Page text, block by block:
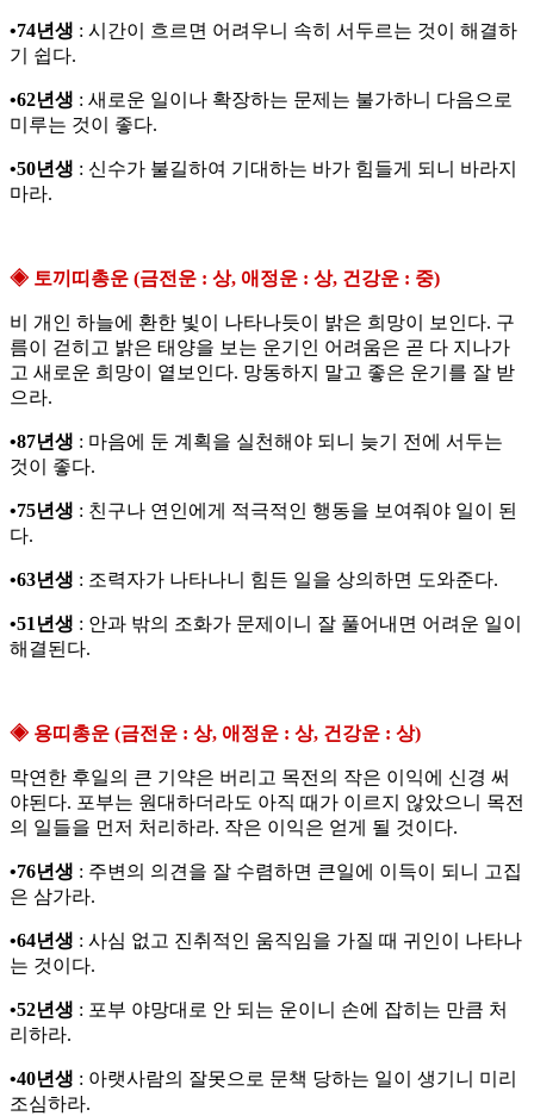
•74년생 : 시간이 흐르면 어려우니 속히 서두르는 것이 해결하
기 쉽다.
•62년생 : 새로운 일이나 확장하는 문제는 불가하니 다음으로
미루는 것이 좋다.
•50년생 : 신수가 불길하여 기대하는 바가 힘들게 되니 바라지
마라.
◈ 토끼띠총운 (금전운 : 상, 애정운 : 상, 건강운 : 중)
비 개인 하늘에 환한 빛이 나타나듯이 밝은 희망이 보인다. 구
름이 걷히고 밝은 태양을 보는 운기인 어려움은 곧 다 지나가
고 새로운 희망이 옅보인다. 망동하지 말고 좋은 운기를 잘 받
으라.
•87년생 : 마음에 둔 계획을 실천해야 되니 늦기 전에 서두는
것이 좋다.
•75년생 : 친구나 연인에게 적극적인 행동을 보여줘야 일이 된
다.
•63년생 : 조력자가 나타나니 힘든 일을 상의하면 도와준다.
•51년생 : 안과 밖의 조화가 문제이니 잘 풀어내면 어려운 일이
해결된다.
◈ 용띠총운 (금전운 : 상, 애정운 : 상, 건강운 : 상)
막연한 후일의 큰 기약은 버리고 목전의 작은 이익에 신경 써
야된다. 포부는 원대하더라도 아직 때가 이르지 않았으니 목전
의 일들을 먼저 처리하라. 작은 이익은 얻게 될 것이다.
•76년생 : 주변의 의견을 잘 수렴하면 큰일에 이득이 되니 고집
은 삼가라.
•64년생 : 사심 없고 진취적인 움직임을 가질 때 귀인이 나타나
는 것이다.
•52년생 : 포부 야망대로 안 되는 운이니 손에 잡히는 만큼 처
리하라.
•40년생 : 아랫사람의 잘못으로 문책 당하는 일이 생기니 미리
조심하라.